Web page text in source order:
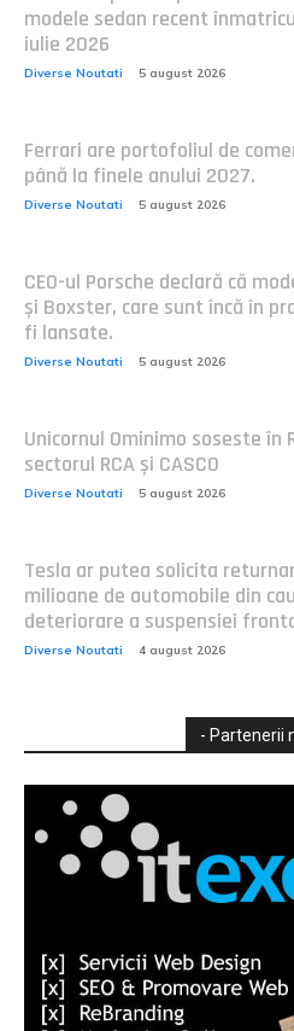
modele sedan recent
iulie 2026
Diverse Noutati 5 august 2026
Ferrari are portofoliul de
până la finele anului 2027.
Diverse Noutati 5 august 2026
CEO-ul Porsche declară că
și Boxster, care sunt încă în
fi lansate.
Diverse Noutati 5 august 2026
Unicornul Ominimo soseste în
sectorul RCA și CASCO
Diverse Noutati 5 august 2026
Tesla ar putea solicita
milioane de automobile din
deteriorare a suspensiei
Diverse Noutati 4 august 2026
- Partenerii